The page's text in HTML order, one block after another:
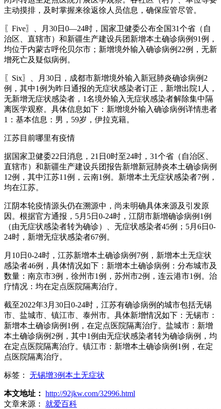
主动摸排，及时掌握来徐返徐人员信息，确保应管尽管。
〖Five〗、月30日0—24时，国家卫健委公布全国31个省（自
治区、直辖市）和新疆生产建设兵团新增本土确诊病例91例，
均位于内蒙古呼伦贝尔市；新增境外输入确诊病例22例，无新
增死亡及疑似病例。
〖Six〗、月30日，成都市新增境外输入新冠肺炎确诊病例2
例，其中1例为昨日通报的无症状感染者订正，新增出院1人，
无新增无症状感染者，1名境外输入无症状感染者解除集中隔
离医学观察。具体信息如下：新增境外输入确诊病例详情患者
1：基本信息：男，59岁，伊拉克籍。
江苏目前哪里有疫情
据国家卫健委22日消息，21日0时至24时，31个省（自治区、
直辖市）和新疆生产建设兵团报告新增新冠肺炎本土确诊病例
12例，其中江苏11例，云南1例。新增本土无症状感染者7例，
均在江苏。
江阴本轮疫情源头仍在溯源中，尚未明确具体来源及引发原
因。根据官方通报，5月5日0-24时，江阴市新增确诊病例1例
（由无症状感染者转为确诊）、无症状感染者45例；5月6日0-
24时，新增无症状感染者67例。
月10日0-24时，江苏新增本土确诊病例7例，新增本土无症状
感染者46例，具体情况如下：新增本土确诊病例：分布城市及
数量：南京市3例，徐州市1例，苏州市2例，连云港市1例。治
疗情况：均在定点医院隔离治疗。
截至2022年3月30日0-24时，江苏有确诊病例的城市包括无锡
市、盐城市、镇江市、泰州市。具体新增情况如下：无锡市：
新增本土确诊病例1例，在定点医院隔离治疗。盐城市：新增
本土确诊病例2例，其中1例由无症状感染者转为确诊病例，均
在定点医院隔离治疗。镇江市：新增本土确诊病例1例，在定
点医院隔离治疗。
标签： 无锡增3例本土无症状
本文地址： http://92jkw.com/32996.html
文章来源：
就爱百科